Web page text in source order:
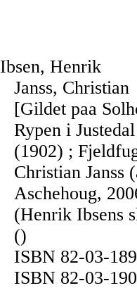
Ibsen, Henrik
Janss, Christian
[Gildet paa
Rypen i
(1902) ;
Christian Janss
Aschehoug,
(Henrik Ibsens
()
ISBN 82-03-
ISBN 82-03-